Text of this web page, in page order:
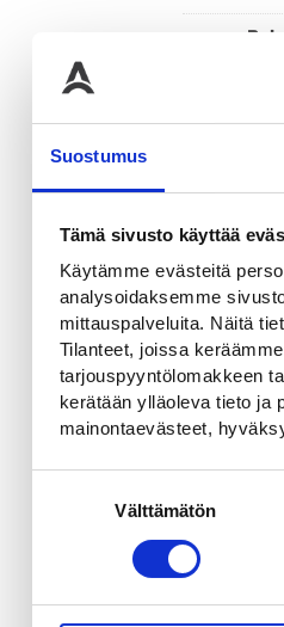
Suostumus
Tämä sivusto käyttää
Käytämme evästeitä
analysoidaksemme
mittauspalveluita. Näitä
Tilanteet, joissa
tarjouspyyntölomakkeen
kerätään ylläoleva tieto ja
mainontaevästeet,
Välttämätön
Paino